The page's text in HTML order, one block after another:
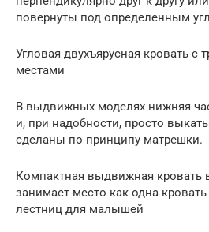
повернуты под определенным
Угловая двухъярусная кровать с
местами
В выдвижных моделях нижняя
и, при надобности, просто
сделаны по принципу матрешки.
Компактная выдвижная кровать
занимает место как одна
лестниц для малышей